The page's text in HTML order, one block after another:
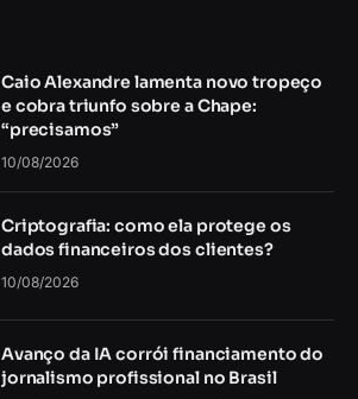
Caio Alexandre lamenta novo tropeço
e cobra triunfo sobre a Chape:
“precisamos”
10/08/2026
Criptografia: como ela protege os
dados financeiros dos clientes?
10/08/2026
Avanço da IA corrói financiamento do
jornalismo profissional no Brasil